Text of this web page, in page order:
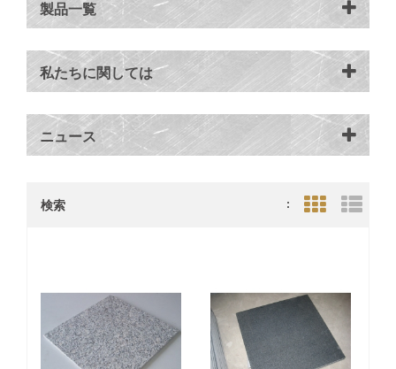
製品一覧
私たちに関しては
ニュース
検索 : Grid View